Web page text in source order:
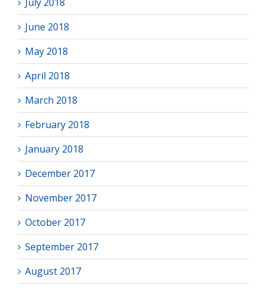
June 2018
May 2018
April 2018
March 2018
February 2018
January 2018
December 2017
November 2017
October 2017
September 2017
August 2017